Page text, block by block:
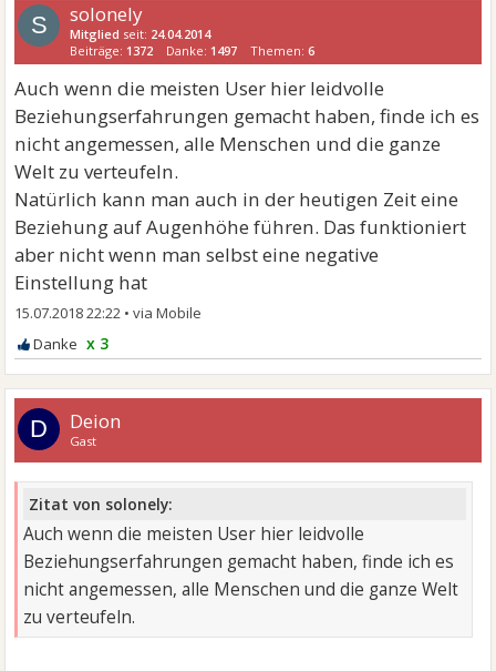
S solonely
Mitglied seit: 24.04.2014
Beiträge: 1372 Danke: 1497 Themen:6
Auch wenn die meisten User hier leidvolle
Beziehungserfahrungen gemacht haben, finde ich es
nicht angemessen, alle Menschen und die ganze
Welt zu verteufeln.
Natürlich kann man auch in der heutigen Zeit eine
Beziehung auf Augenhöhe führen. Das funktioniert
aber nicht wenn man selbst eine negative
Einstellung hat
15.07.2018 22:22 •
x 3
D Deion
Gast
Zitat von solonely:
Auch wenn die meisten User hier leidvolle
Beziehungserfahrungen gemacht haben, finde ich es
nicht angemessen, alle Menschen und die ganze Welt
zu verteufeln.